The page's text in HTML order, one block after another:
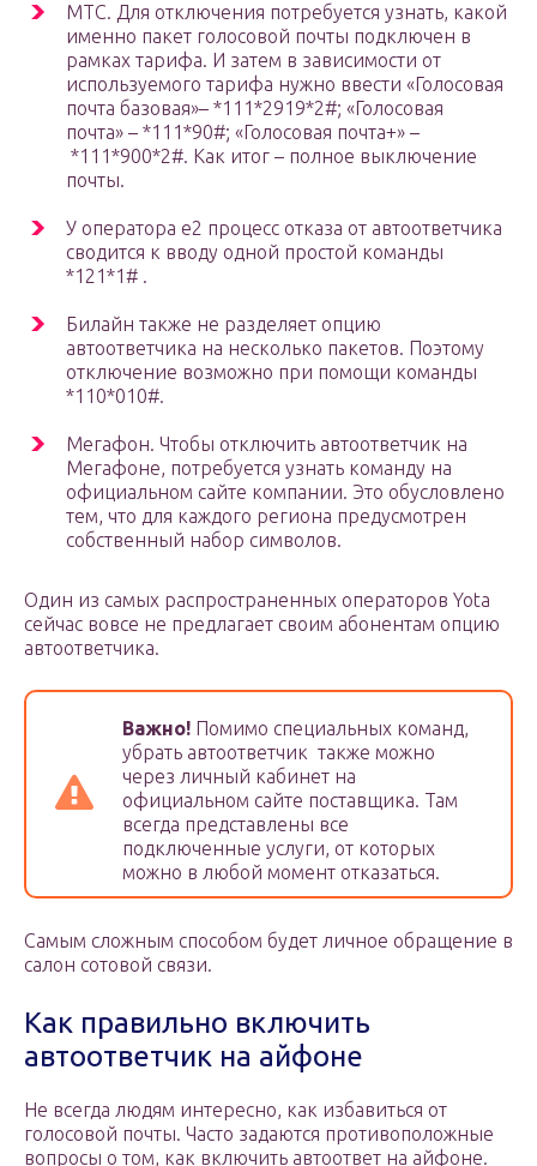
МТС. Для отключения потребуется узнать, какой
именно пакет голосовой почты подключен в
рамках тарифа. И затем в зависимости от
используемого тарифа нужно ввести «Голосовая
почта базовая»– *111*2919*2#; «Голосовая
почта» – *111*90#; «Голосовая почта+» –
*111*900*2#. Как итог – полное выключение
почты.
У оператора е2 процесс отказа от автоответчика
сводится к вводу одной простой команды
*121*1# .
Билайн также не разделяет опцию
автоответчика на несколько пакетов. Поэтому
отключение возможно при помощи команды
*110*010#.
Мегафон. Чтобы отключить автоответчик на
Мегафоне, потребуется узнать команду на
официальном сайте компании. Это обусловлено
тем, что для каждого региона предусмотрен
собственный набор символов.
Один из самых распространенных операторов Yota
сейчас вовсе не предлагает своим абонентам опцию
автоответчика.
Важно! Помимо специальных команд,
убрать автоответчик также можно
через личный кабинет на
официальном сайте поставщика. Там
всегда представлены все
подключенные услуги, от которых
можно в любой момент отказаться.
Самым сложным способом будет личное обращение в
салон сотовой связи.
Как правильно включить
автоответчик на айфоне
Не всегда людям интересно, как избавиться от
голосовой почты. Часто задаются противоположные
вопросы о том, как включить автоответ на айфоне.